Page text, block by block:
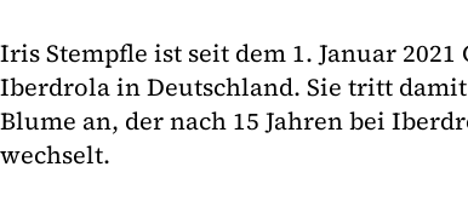
Iris Stempfle ist seit dem 1. Januar
Iberdrola in Deutschland. Sie tritt
Blume an, der nach 15 Jahren bei
wechselt.